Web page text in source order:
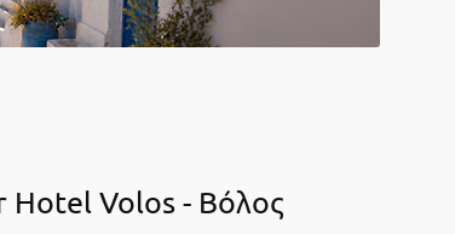
Hotel Volos - Βόλος